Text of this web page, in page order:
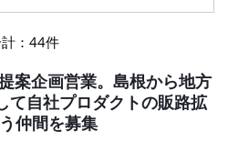
：44件
案企画営業。島根から地方
て自社プロダクトの販路拡
仲間を募集